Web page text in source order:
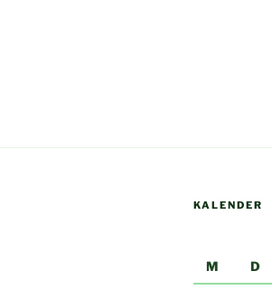
KALENDER
M
D